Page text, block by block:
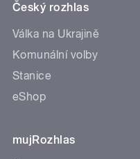
Český rozhlas
Válka na Ukrajině
Komunální volby
Stanice
eShop
mujRozhlas